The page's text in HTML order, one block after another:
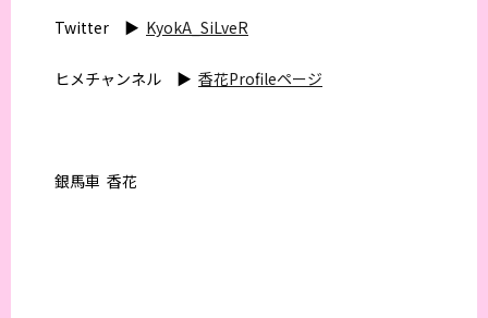
Twitter ▶︎ KyokA_SiLveR
ヒメチャンネル ▶︎ 香花Profileページ
銀馬車 香花